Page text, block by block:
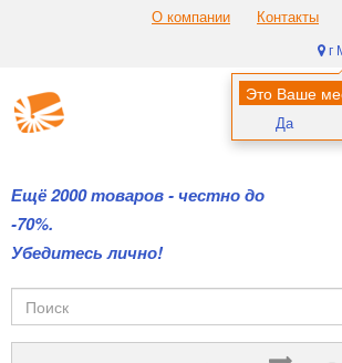
О компании Контакты
г
Это Ваше
Да
Ещё 2000 товаров - честно до
-70%.
Убедитесь лично!